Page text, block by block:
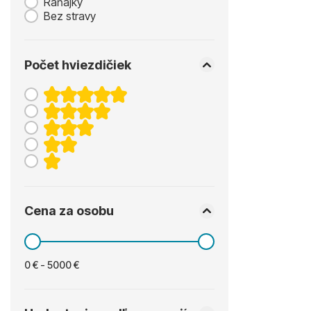
Bez stravy
Počet hviezdičiek
Cena za osobu
0 € - 5000 €